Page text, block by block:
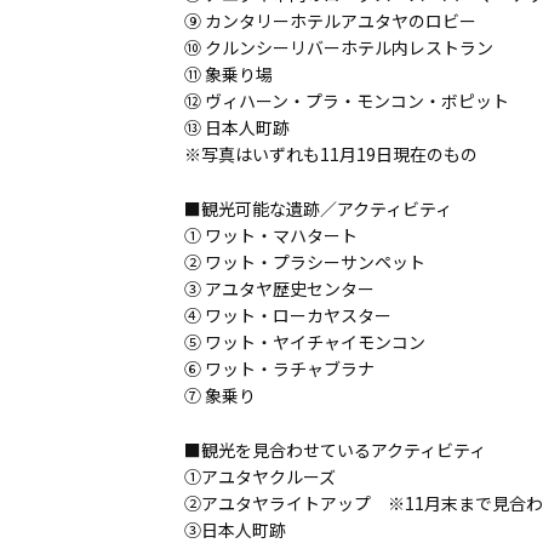
⑨ カンタリーホテルアユタヤのロビー
⑩ クルンシーリバーホテル内レストラン
⑪ 象乗り場
⑫ ヴィハーン・プラ・モンコン・ボピット
⑬ 日本人町跡
※写真はいずれも11月19日現在のもの
■観光可能な遺跡／アクティビティ
① ワット・マハタート
② ワット・プラシーサンペット
③ アユタヤ歴史センター
④ ワット・ローカヤスター
⑤ ワット・ヤイチャイモンコン
⑥ ワット・ラチャブラナ
⑦ 象乗り
■観光を見合わせているアクティビティ
①アユタヤクルーズ
②アユタヤライトアップ ※11月末まで見合
③日本人町跡